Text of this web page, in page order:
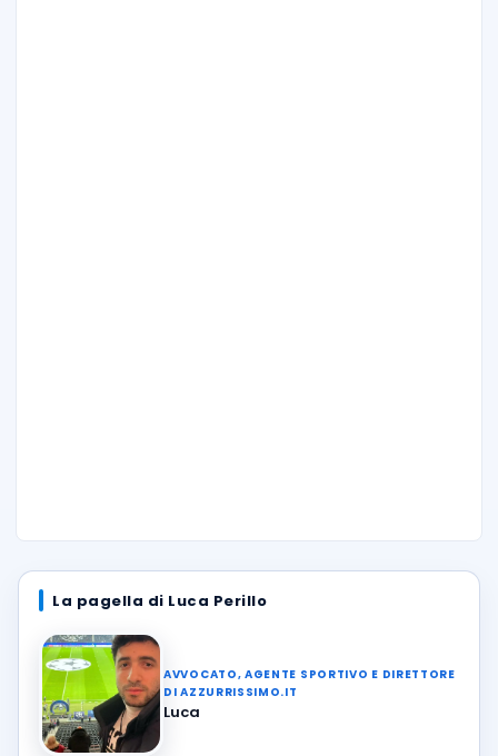
La pagella di Luca Perillo
AVVOCATO, AGENTE SPORTIVO E DIRETTORE
DI AZZURRISSIMO.IT
Luca